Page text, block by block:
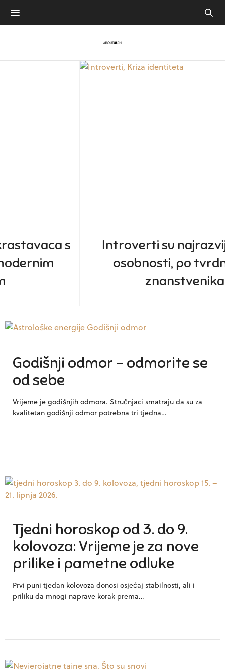
Introverti su najrazvijeniji tip
osobnosti, po tvrdnjama
znanstvenika
Godišnji odmor – odmorite se
od sebe
Vrijeme je godišnjih odmora. Stručnjaci smatraju da su za
kvalitetan godišnji odmor potrebna tri tjedna…
Tjedni horoskop od 3. do 9.
kolovoza: Vrijeme je za nove
prilike i pametne odluke
Prvi puni tjedan kolovoza donosi osjećaj stabilnosti, ali i
priliku da mnogi naprave korak prema…